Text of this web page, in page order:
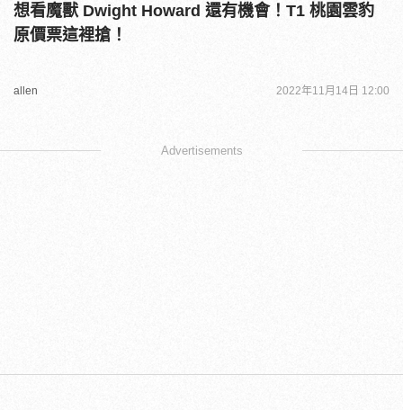
想看魔獸 Dwight Howard 還有機會！T1 桃園雲豹
原價票這裡搶！
allen 2022年11月14日 12:00
Advertisements